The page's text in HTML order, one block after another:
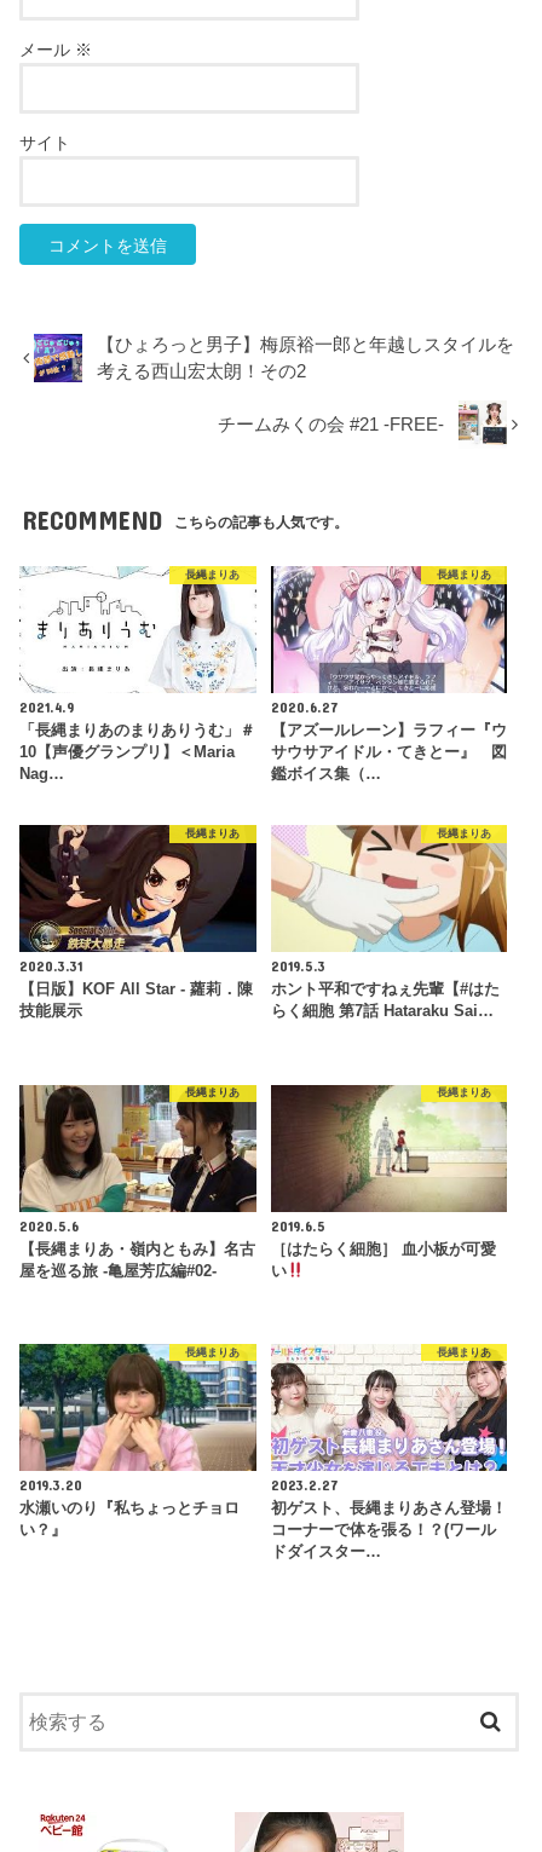
メール ※
サイト
【ひょろっと男子】梅原裕一郎と年越しスタイルを
考える西山宏太朗！その2
チームみくの会 #21 -FREE-
RECOMMEND こちらの記事も人気です。
長縄まりあ
2021.4.9
「長縄まりあのまりありうむ」＃
10【声優グランプリ】＜Maria
Nag…
長縄まりあ
2020.6.27
【アズールレーン】ラフィー『ウ
サウサアイドル・てきとー』 図
鑑ボイス集（…
長縄まりあ
2020.3.31
【日版】KOF All Star - 蘿莉．陳
技能展示
長縄まりあ
2019.5.3
ホント平和ですねぇ先輩【#はた
らく細胞 第7話 Hataraku Sai…
長縄まりあ
2020.5.6
【長縄まりあ・嶺内ともみ】名古
屋を巡る旅 -亀屋芳広編#02-
長縄まりあ
2019.6.5
［はたらく細胞］ 血小板が可愛
い
長縄まりあ
2019.3.20
水瀬いのり『私ちょっとチョロ
い？』
長縄まりあ
2023.2.27
初ゲスト、長縄まりあさん登場！
コーナーで体を張る！？(ワール
ドダイスター…